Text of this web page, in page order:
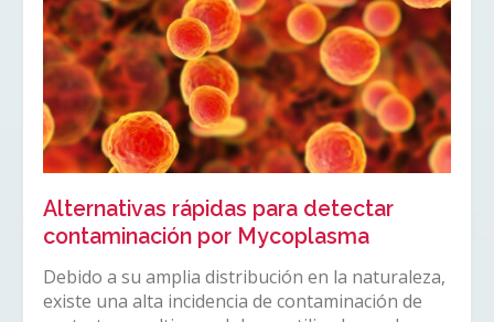
Alternativas rápidas para detectar
contaminación por Mycoplasma
Debido a su amplia distribución en la naturaleza,
existe una alta incidencia de contaminación de